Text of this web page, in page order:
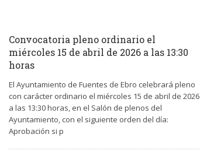
Convocatoria pleno ordinario el
miércoles 15 de abril de 2026 a las 13:30
horas
El Ayuntamiento de Fuentes de Ebro celebrará pleno
con carácter ordinario el miércoles 15 de abril de 2026
a las 13:30 horas, en el Salón de plenos del
Ayuntamiento, con el siguiente orden del día:
Aprobación si p